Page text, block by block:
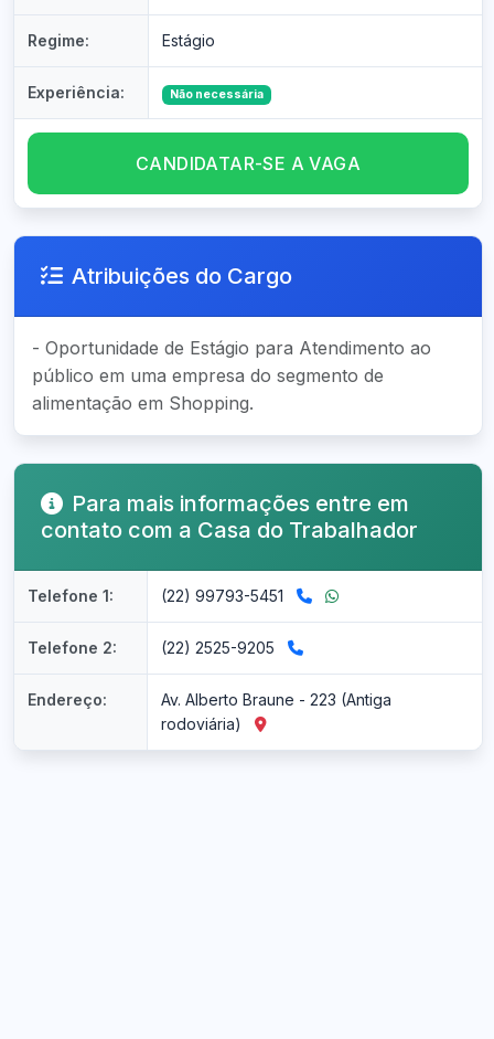
Regime: Estágio
Experiência: Não necessária
CANDIDATAR-SE A VAGA
Atribuições do Cargo
- Oportunidade de Estágio para Atendimento ao
público em uma empresa do segmento de
alimentação em Shopping.
Para mais informações entre em
contato com a Casa do Trabalhador
Telefone 1: (22) 99793-5451
Telefone 2: (22) 2525-9205
Endereço:
Av. Alberto Braune - 223 (Antiga
rodoviária)